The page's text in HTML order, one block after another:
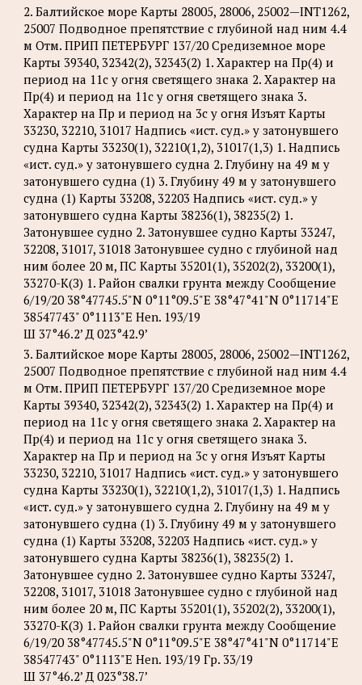
2. Балтийское море Карты 28005, 28006, 25002—INT1262,
25007 Подводное препятствие с глубиной над ним 4.4
м Отм. ПРИП ПЕТЕРБУРГ 137/20 Средиземное море
Карты 39340, 32342(2), 32343(2) 1. Характер на Пр(4) и
период на 11с у огня светящего знака 2. Характер на
Пр(4) и период на 11с у огня светящего знака 3.
Характер на Пр и период на 3с у огня Изъят Карты
33230, 32210, 31017 Надпись «ист. суд.» у затонувшего
судна Карты 33230(1), 32210(1,2), 31017(1,3) 1. Надпись
«ист. суд.» у затонувшего судна 2. Глубину на 49 м у
затонувшего судна (1) 3. Глубину 49 м у затонувшего
судна (1) Карты 33208, 32203 Надпись «ист. суд.» у
затонувшего судна Карты 38236(1), 38235(2) 1.
Затонувшее судно 2. Затонувшее судно Карты 33247,
32208, 31017, 31018 Затонувшее судно с глубиной над
ним более 20 м, ПС Карты 35201(1), 35202(2), 33200(1),
33270-К(З) 1. Район свалки грунта между Сообщение
6/19/20 38°47745.5"N 0°11°09.5"E 38°47°41"N 0°11714"Е
38547743" 0°1113"E Hen. 193/19
Ш 37°46.2’ Д 023°42.9’
3. Балтийское море Карты 28005, 28006, 25002—INT1262,
25007 Подводное препятствие с глубиной над ним 4.4
м Отм. ПРИП ПЕТЕРБУРГ 137/20 Средиземное море
Карты 39340, 32342(2), 32343(2) 1. Характер на Пр(4) и
период на 11с у огня светящего знака 2. Характер на
Пр(4) и период на 11с у огня светящего знака 3.
Характер на Пр и период на 3с у огня Изъят Карты
33230, 32210, 31017 Надпись «ист. суд.» у затонувшего
судна Карты 33230(1), 32210(1,2), 31017(1,3) 1. Надпись
«ист. суд.» у затонувшего судна 2. Глубину на 49 м у
затонувшего судна (1) 3. Глубину 49 м у затонувшего
судна (1) Карты 33208, 32203 Надпись «ист. суд.» у
затонувшего судна Карты 38236(1), 38235(2) 1.
Затонувшее судно 2. Затонувшее судно Карты 33247,
32208, 31017, 31018 Затонувшее судно с глубиной над
ним более 20 м, ПС Карты 35201(1), 35202(2), 33200(1),
33270-К(З) 1. Район свалки грунта между Сообщение
6/19/20 38°47745.5"N 0°11°09.5"E 38°47°41"N 0°11714"Е
38547743" 0°1113"E Hen. 193/19 Гр. 33/19
Ш 37°46.2’ Д 023°38.7’